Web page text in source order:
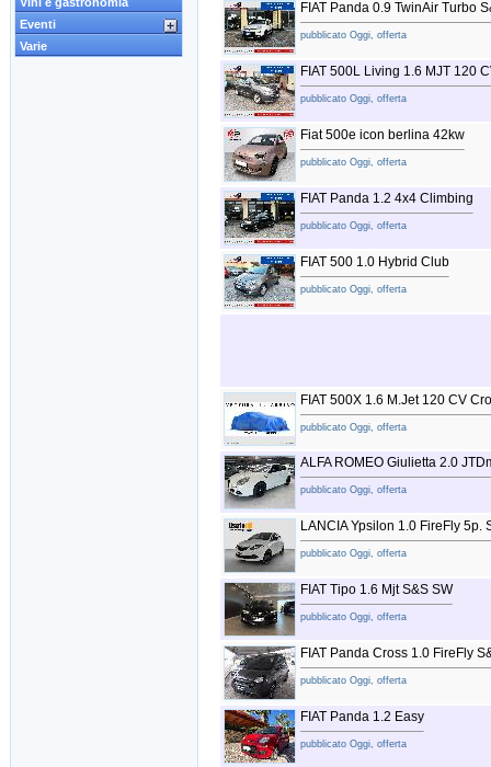
Eventi
Varie
FIAT Panda 0.9 TwinAir Turbo
pubblicato Oggi, offerta
FIAT 500L Living 1.6 MJT 120
pubblicato Oggi, offerta
Fiat 500e icon berlina 42kw
pubblicato Oggi, offerta
FIAT Panda 1.2 4x4 Climbing
pubblicato Oggi, offerta
FIAT 500 1.0 Hybrid Club
pubblicato Oggi, offerta
FIAT 500X 1.6 M.Jet 120 CV
pubblicato Oggi, offerta
ALFA ROMEO Giulietta 2.0
pubblicato Oggi, offerta
LANCIA Ypsilon 1.0 FireFly 5p.
pubblicato Oggi, offerta
FIAT Tipo 1.6 Mjt S&S SW
pubblicato Oggi, offerta
FIAT Panda Cross 1.0 FireFly
pubblicato Oggi, offerta
FIAT Panda 1.2 Easy
pubblicato Oggi, offerta